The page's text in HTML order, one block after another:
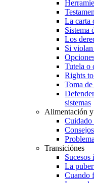
La carta
Sistema
Los
Si
Tutela o
Rights
Toma
sistemas
Alimentación
Cuidado
Transiciónes
Sucesos
La
Cuando